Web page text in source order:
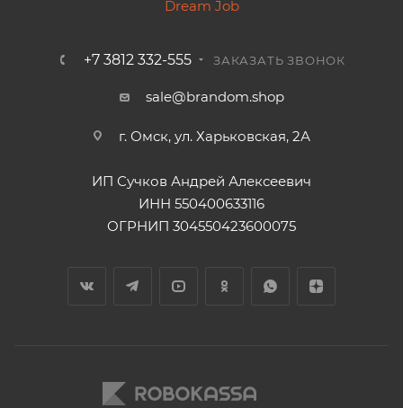
+7 3812 332-555 ЗАКАЗАТЬ ЗВОНОК
sale@brandom.shop
г. Омск, ул. Харьковская, 2А
ИП Сучков Андрей Алексеевич
ИНН 550400633116
ОГРНИП 304550423600075